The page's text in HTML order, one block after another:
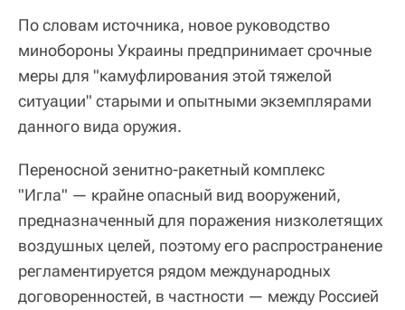
По словам источника, новое руководство
минобороны Украины предпринимает срочные
меры для "камуфлирования этой тяжелой
ситуации" старыми и опытными экземплярами
данного вида оружия.
Переносной зенитно-ракетный комплекс
"Игла" — крайне опасный вид вооружений,
предназначенный для поражения низколетящих
воздушных целей, поэтому его распространение
регламентируется рядом международных
договоренностей, в частности — между Россией